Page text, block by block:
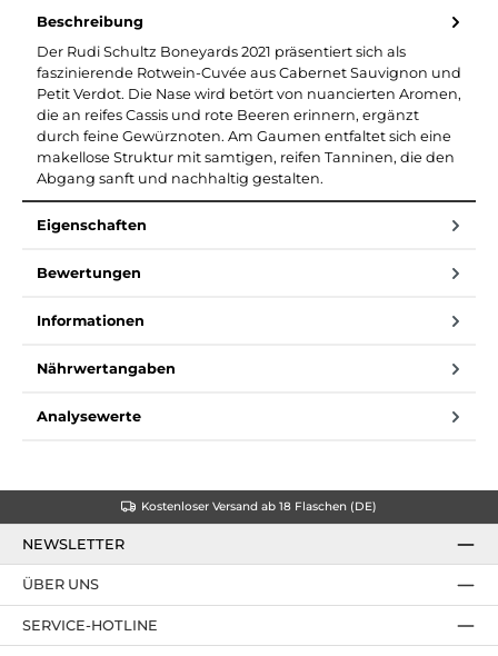
Beschreibung
Der Rudi Schultz Boneyards 2021 präsentiert sich als
faszinierende Rotwein-Cuvée aus Cabernet Sauvignon und
Petit Verdot. Die Nase wird betört von nuancierten Aromen,
die an reifes Cassis und rote Beeren erinnern, ergänzt
durch feine Gewürznoten. Am Gaumen entfaltet sich eine
makellose Struktur mit samtigen, reifen Tanninen, die den
Abgang sanft und nachhaltig gestalten.
Eigenschaften
Bewertungen
Informationen
Nährwertangaben
Analysewerte
Kostenloser Versand ab 18 Flaschen (DE)
NEWSLETTER
SERVICE-HOTLINE
ÜBER UNS